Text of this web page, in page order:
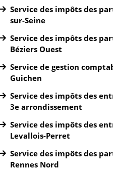
Service des impôts des
sur-Seine
Service des impôts des
Béziers Ouest
Service de gestion
Guichen
Service des impôts des
3e arrondissement
Service des impôts des
Levallois-Perret
Service des impôts des
Rennes Nord